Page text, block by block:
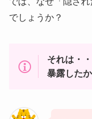
でしょうか？
それは・
暴露した